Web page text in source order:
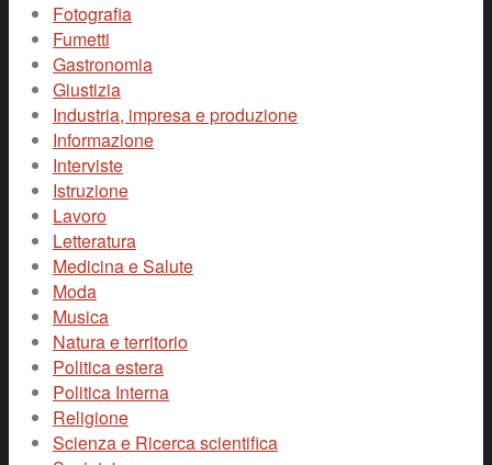
Fotografia
Fumetti
Gastronomia
Giustizia
Industria, impresa e produzione
Informazione
Interviste
Istruzione
Lavoro
Letteratura
Medicina e Salute
Moda
Musica
Natura e territorio
Politica estera
Politica Interna
Religione
Scienza e Ricerca scientifica